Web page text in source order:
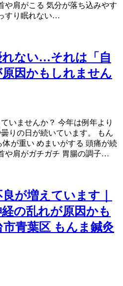
や肩がこる 気分が落ち込みやす
すり眠れない…
れない…それは「自
因かもしれません
いませんか？ 今年は例年より
りの日が続いています。 もん
体が重い めまいがする 頭痛が続
や肩がガチガチ 胃腸の調子…
が増えています｜
の乱れが原因かも
青葉区 もんま鍼灸